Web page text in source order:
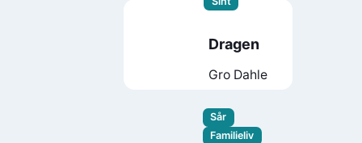
Dragen
Gro Dahle
Sår
Familieliv